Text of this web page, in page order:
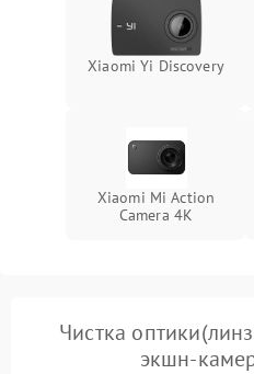
Повреждение системы
защиты от перегрузок
Xiaomi Yi Discovery
Xiaomi Mi Action
Camera 4K
Чистка
экшн-